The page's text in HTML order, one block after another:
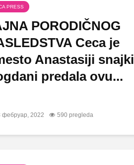
PRESS
PORODIČNOG
Ceca je
Anastasiji snajki
predala ovu...
фебруар, 2022 590 pregleda